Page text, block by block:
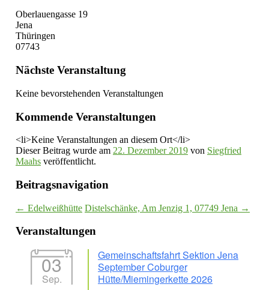
Oberlauengasse 19
Jena
Thüringen
07743
Nächste Veranstaltung
Keine bevorstehenden Veranstaltungen
Kommende Veranstaltungen
<li>Keine Veranstaltungen an diesem Ort</li>
Dieser Beitrag wurde am 22. Dezember 2019 von Siegfried
Maahs veröffentlicht.
Beitragsnavigation
← Edelweißhütte Distelschänke, Am Jenzig 1, 07749 Jena →
Veranstaltungen
03
Sep.
Gemeinschaftsfahrt Sektion Jena
September Coburger
Hütte/Miemingerkette 2026